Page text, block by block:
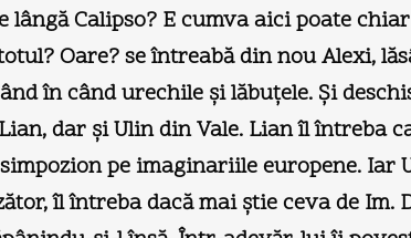
Calipso? E cumva aici poate
Oare? se întreabă din nou Alexi,
în când urechile şi lăbuţele. Şi
dar şi Ulin din Vale. Lian îl întreba
pe imaginariile europene. Iar
îl întreba dacă mai ştie ceva de Im.